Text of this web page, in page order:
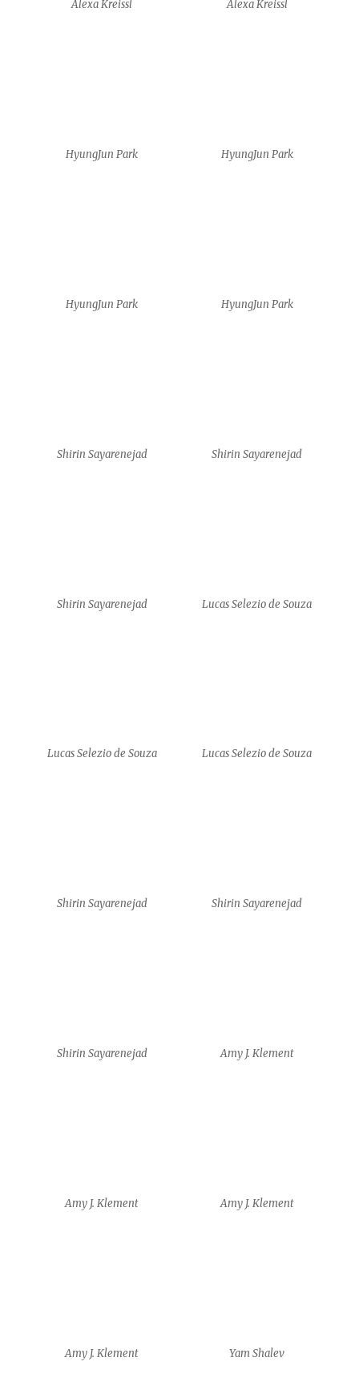
HyungJun Park HyungJun Park
Shirin Sayarenejad Shirin Sayarenejad
Shirin Sayarenejad Lucas Selezio de Souza
Lucas Selezio de Souza Lucas Selezio de Souza
Shirin Sayarenejad Shirin Sayarenejad
Shirin Sayarenejad Amy J. Klement
Amy J. Klement Amy J. Klement
Amy J. Klement Yam Shalev
Yam Shalev Yam Shalev
Frédéric Krauke Frédéric Krauke